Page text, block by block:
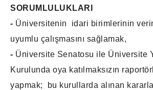
SORUMLULUKLARI
- Üniversitenin idari birimlerinin
uyumlu çalışmasını sağlamak,
- Üniversite Senatosu ile Üniversite
Kurulunda oya katılmaksızın
yapmak; bu kurullarda alınan